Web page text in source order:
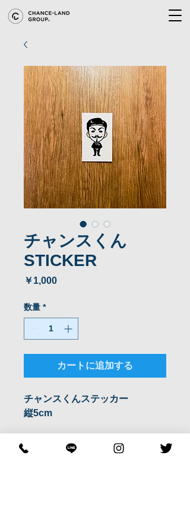
チャンスくん
STICKER
￥1,000価
数量 *
カートに追加する
チャンスくんステッカー
縦5cm